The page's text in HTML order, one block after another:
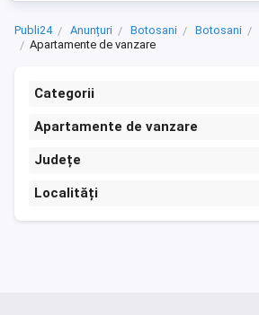
Publi24 Anunțuri Botosani Botosani
Apartamente de vanzare
Categorii
Apartamente de vanzare
Județe
Localități